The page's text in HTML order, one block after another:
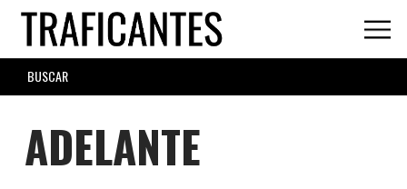
Skip
main
content
SEARCH
FORM
ADELANTE